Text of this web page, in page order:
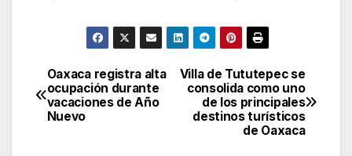
Navegación
de
Villa de Tututepec se
consolida como uno
de los principales
destinos turísticos
de Oaxaca
Oaxaca registra alta
ocupación durante
vacaciones de Año
Nuevo